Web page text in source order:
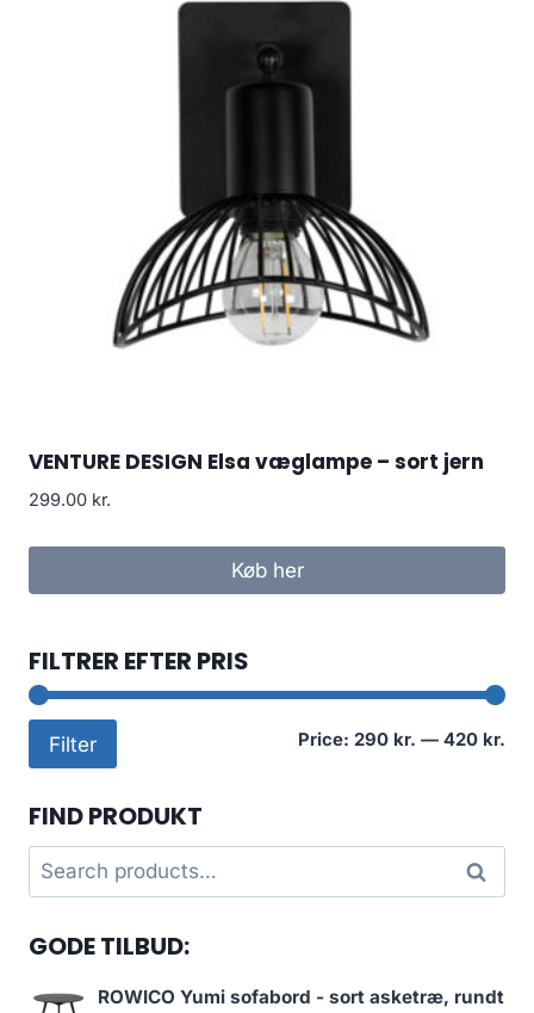
VENTURE DESIGN Elsa væglampe – sort jern
299.00 kr.
Køb her
FILTRER EFTER PRIS
Filter Price: 290 kr. — 420 kr.
FIND PRODUKT
Search
for:
Search
GODE TILBUD:
ROWICO Yumi sofabord - sort asketræ, rundt